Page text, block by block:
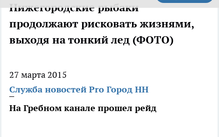
Нижегородские рыбаки
продолжают рисковать жизнями,
выходя на тонкий лед (ФОТО)
27 марта 2015
Служба новостей Pro Город НН
На Гребном канале прошел рейд